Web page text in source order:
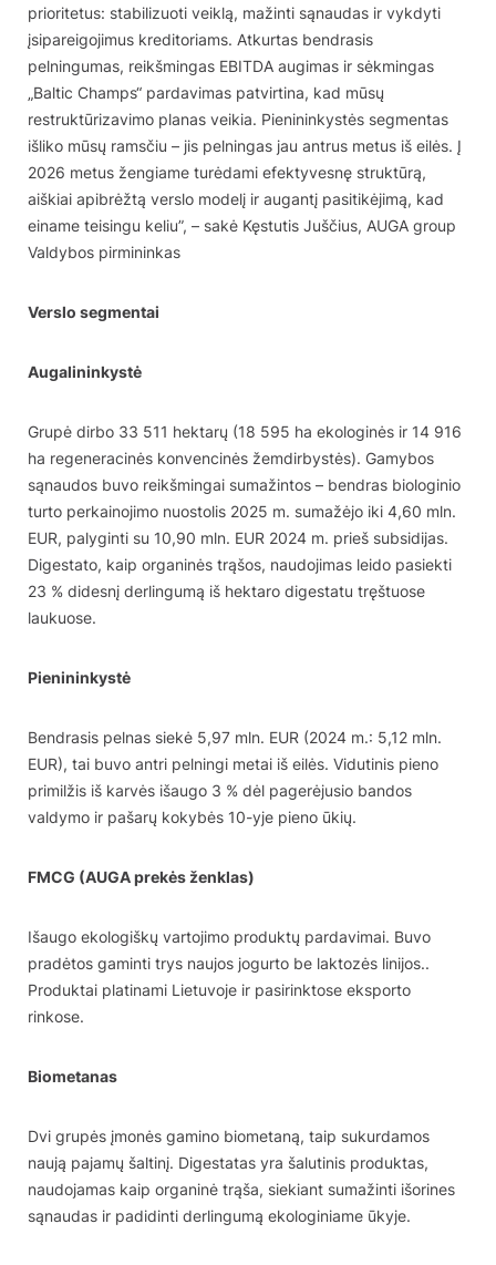
prioritetus: stabilizuoti veiklą, mažinti sąnaudas ir vykdyti
įsipareigojimus kreditoriams. Atkurtas bendrasis
pelningumas, reikšmingas EBITDA augimas ir sėkmingas
„Baltic Champs“ pardavimas patvirtina, kad mūsų
restruktūrizavimo planas veikia. Pienininkystės segmentas
išliko mūsų ramsčiu – jis pelningas jau antrus metus iš eilės. Į
2026 metus žengiame turėdami efektyvesnę struktūrą,
aiškiai apibrėžtą verslo modelį ir augantį pasitikėjimą, kad
einame teisingu keliu”, – sakė Kęstutis Juščius, AUGA group
Valdybos pirmininkas
Verslo segmentai
Augalininkystė
Grupė dirbo 33 511 hektarų (18 595 ha ekologinės ir 14 916
ha regeneracinės konvencinės žemdirbystės). Gamybos
sąnaudos buvo reikšmingai sumažintos – bendras biologinio
turto perkainojimo nuostolis 2025 m. sumažėjo iki 4,60 mln.
EUR, palyginti su 10,90 mln. EUR 2024 m. prieš subsidijas.
Digestato, kaip organinės trąšos, naudojimas leido pasiekti
23 % didesnį derlingumą iš hektaro digestatu tręštuose
laukuose.
Pienininkystė
Bendrasis pelnas siekė 5,97 mln. EUR (2024 m.: 5,12 mln.
EUR), tai buvo antri pelningi metai iš eilės. Vidutinis pieno
primilžis iš karvės išaugo 3 % dėl pagerėjusio bandos
valdymo ir pašarų kokybės 10-yje pieno ūkių.
FMCG (AUGA prekės ženklas)
Išaugo ekologiškų vartojimo produktų pardavimai. Buvo
pradėtos gaminti trys naujos jogurto be laktozės linijos..
Produktai platinami Lietuvoje ir pasirinktose eksporto
rinkose.
Biometanas
Dvi grupės įmonės gamino biometaną, taip sukurdamos
naują pajamų šaltinį. Digestatas yra šalutinis produktas,
naudojamas kaip organinė trąša, siekiant sumažinti išorines
sąnaudas ir padidinti derlingumą ekologiniame ūkyje.